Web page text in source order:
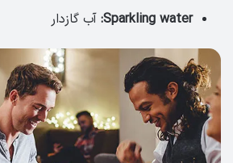
Sparkling water: آب گازدار